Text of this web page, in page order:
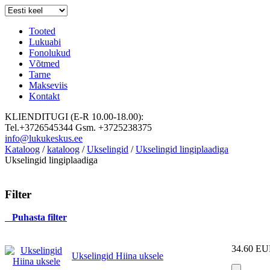
Tooted
Lukuabi
Fonolukud
Võtmed
Tarne
Makseviis
Kontakt
KLIENDITUGI (E-R 10.00-18.00):
Tel.+3726545344 Gsm. +3725238375
info@lukukeskus.ee
Kataloog /kataloog /Ukselingid /Ukselingid lingiplaadiga
Ukselingid lingiplaadiga
Filter
Puhasta filter
Ukselingid Hiina uksele
34.60